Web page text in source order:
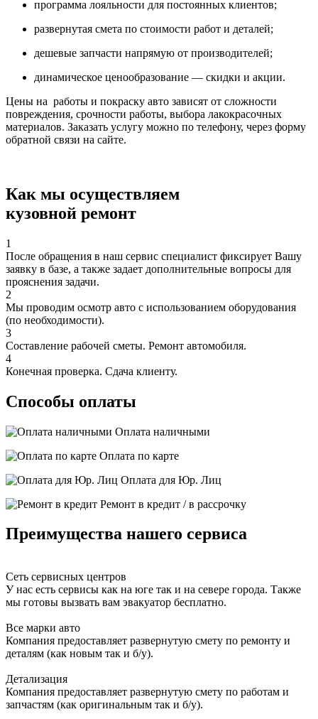
программа лояльности для постоянных клиентов;
развернутая смета по стоимости работ и деталей;
дешевые запчасти напрямую от производителей;
динамическое ценообразование — скидки и акции.
Цены на работы и покраску авто зависят от сложности
повреждения, срочности работы, выбора лакокрасочных
материалов. Заказать услугу можно по телефону, через форму
обратной связи на сайте.
Как мы осуществляем
кузовной ремонт
1
После обращения в наш сервис специалист фиксирует Вашу
заявку в базе, а также задает дополнительные вопросы для
прояснения задачи.
2
Мы проводим осмотр авто с использованием оборудования
(по необходимости).
3
Составление рабочей сметы. Ремонт автомобиля.
4
Конечная проверка. Сдача клиенту.
Способы оплаты
Оплата наличными
Оплата по карте
Оплата для Юр. Лиц
Ремонт в кредит / в рассрочку
Преимущества нашего сервиса
Сеть сервисных центров
У нас есть сервисы как на юге так и на севере города. Также
мы готовы вызвать вам эвакуатор бесплатно.
Все марки авто
Компания предоставляет развернутую смету по ремонту и
деталям (как новым так и б/у).
Детализация
Компания предоставляет развернутую смету по работам и
запчастям (как оригинальным так и б/у).